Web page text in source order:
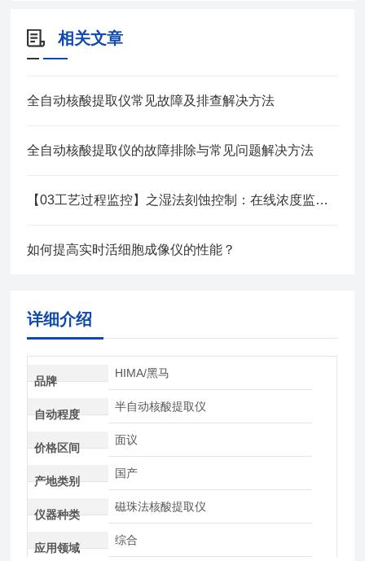
相关文章
全自动核酸提取仪常见故障及排查解决方法
全自动核酸提取仪的故障排除与常见问题解决方法
【03工艺过程监控】之湿法刻蚀控制：在线浓度监测与终点检测系统
如何提高实时活细胞成像仪的性能？
详细介绍
品牌
HIMA/黑马
自动程度
半自动核酸提取仪
价格区间
面议
产地类别
国产
仪器种类
磁珠法核酸提取仪
应用领域
综合